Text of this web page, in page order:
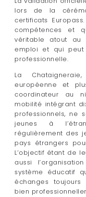
lors de la
certificats
compétences et
véritable atout au
emploi et qui
professionnelle.
La
européenne et
coordinateur au
mobilité intégrant
professionnels, ne
jeunes à
régulièrement des
pays étrangers
L’objectif étant de
aussi
système éducatif
échanges toujours
bien